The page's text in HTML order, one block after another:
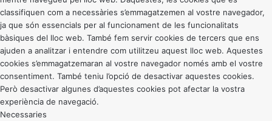
classifiquen com a necessàries s’emmagatzemen al vostre navegador,
ja que són essencials per al funcionament de les funcionalitats
bàsiques del lloc web. També fem servir cookies de tercers que ens
ajuden a analitzar i entendre com utilitzeu aquest lloc web. Aquestes
cookies s’emmagatzemaran al vostre navegador només amb el vostre
consentiment. També teniu l’opció de desactivar aquestes cookies.
Però desactivar algunes d’aquestes cookies pot afectar la vostra
experiència de navegació.
Necessaries